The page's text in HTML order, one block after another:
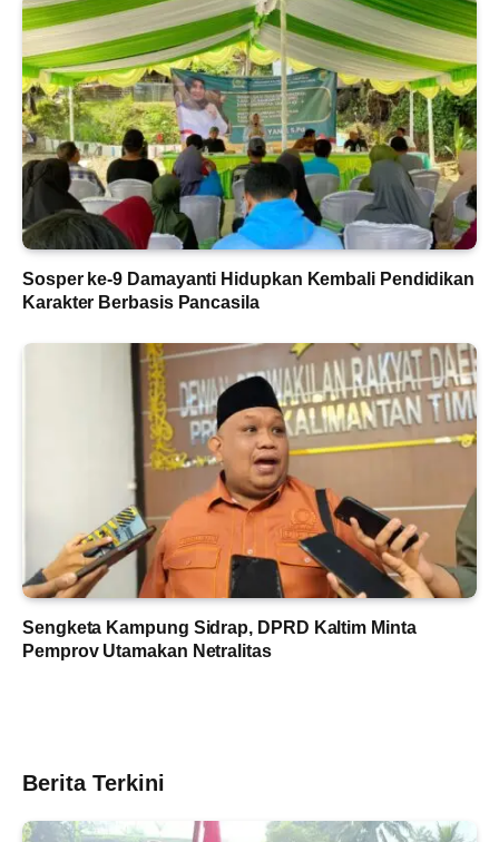
Sosper ke-9 Damayanti Hidupkan Kembali Pendidikan
Karakter Berbasis Pancasila
Sengketa Kampung Sidrap, DPRD Kaltim Minta
Pemprov Utamakan Netralitas
Berita Terkini